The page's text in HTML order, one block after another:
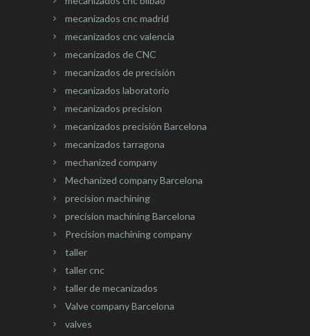
mecanizados cnc madrid
mecanizados cnc valencia
mecanizados de CNC
mecanizados de precisión
mecanizados laboratorio
mecanizados precision
mecanizados precisión Barcelona
mecanizados tarragona
mechanized company
Mechanized company Barcelona
precision machining
precision machining Barcelona
Precision machining company
taller
taller cnc
taller de mecanizados
Valve company Barcelona
valves